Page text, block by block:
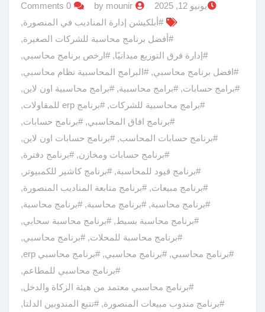
يونيو 12, 2025 by mounir
0 Comments
#أبلكيشن إدارة المناديب في المنصورة,
#أفضل برنامج محاسبة للشركات الصغيرة,
#إدارة فرق التوزيع ميدانيًا,#ارخص برنامج محاسبي,
#افضل برنامج محاسبي,#البرامج المحاسبية نظام محاسبي,
#برامج حسابات,#برامج محاسبية,#برامج محاسبية اون لاين,
#برامج محاسبية للشركات,#برنامج erp للمقاولات
,
#برنامج افاق المحاسبي,#برنامج حسابات,
#برنامج حسابات المحاسب,#برنامج حسابات اون لاين,
#برنامج حسابات ومخازن,#برنامج دفترة,
#برنامج قيود للمحاسبة,#برنامج كاشير للكمبيوتر ,
#برنامج مبيعات,#برنامج متابعة المناديب المنصورة,
#برنامج محاسبة,#برنامج محاسبة,#برنامج محاسبة,
#برنامج محاسبة بسيط,#برنامج محاسبة سحابي,
#برنامج محاسبة للمحلات,#برنامج محاسبي,
#برنامج محاسبي,#برنامج محاسبي,#برنامج محاسبي erp
,
#برنامج محاسبي للمطاعم,
#برنامج محاسبي معتمد من هيئة الزكاة والدخل,
#برنامج مندوب مبيعات المنصورة,#تتبع المندوبين الدلتا,